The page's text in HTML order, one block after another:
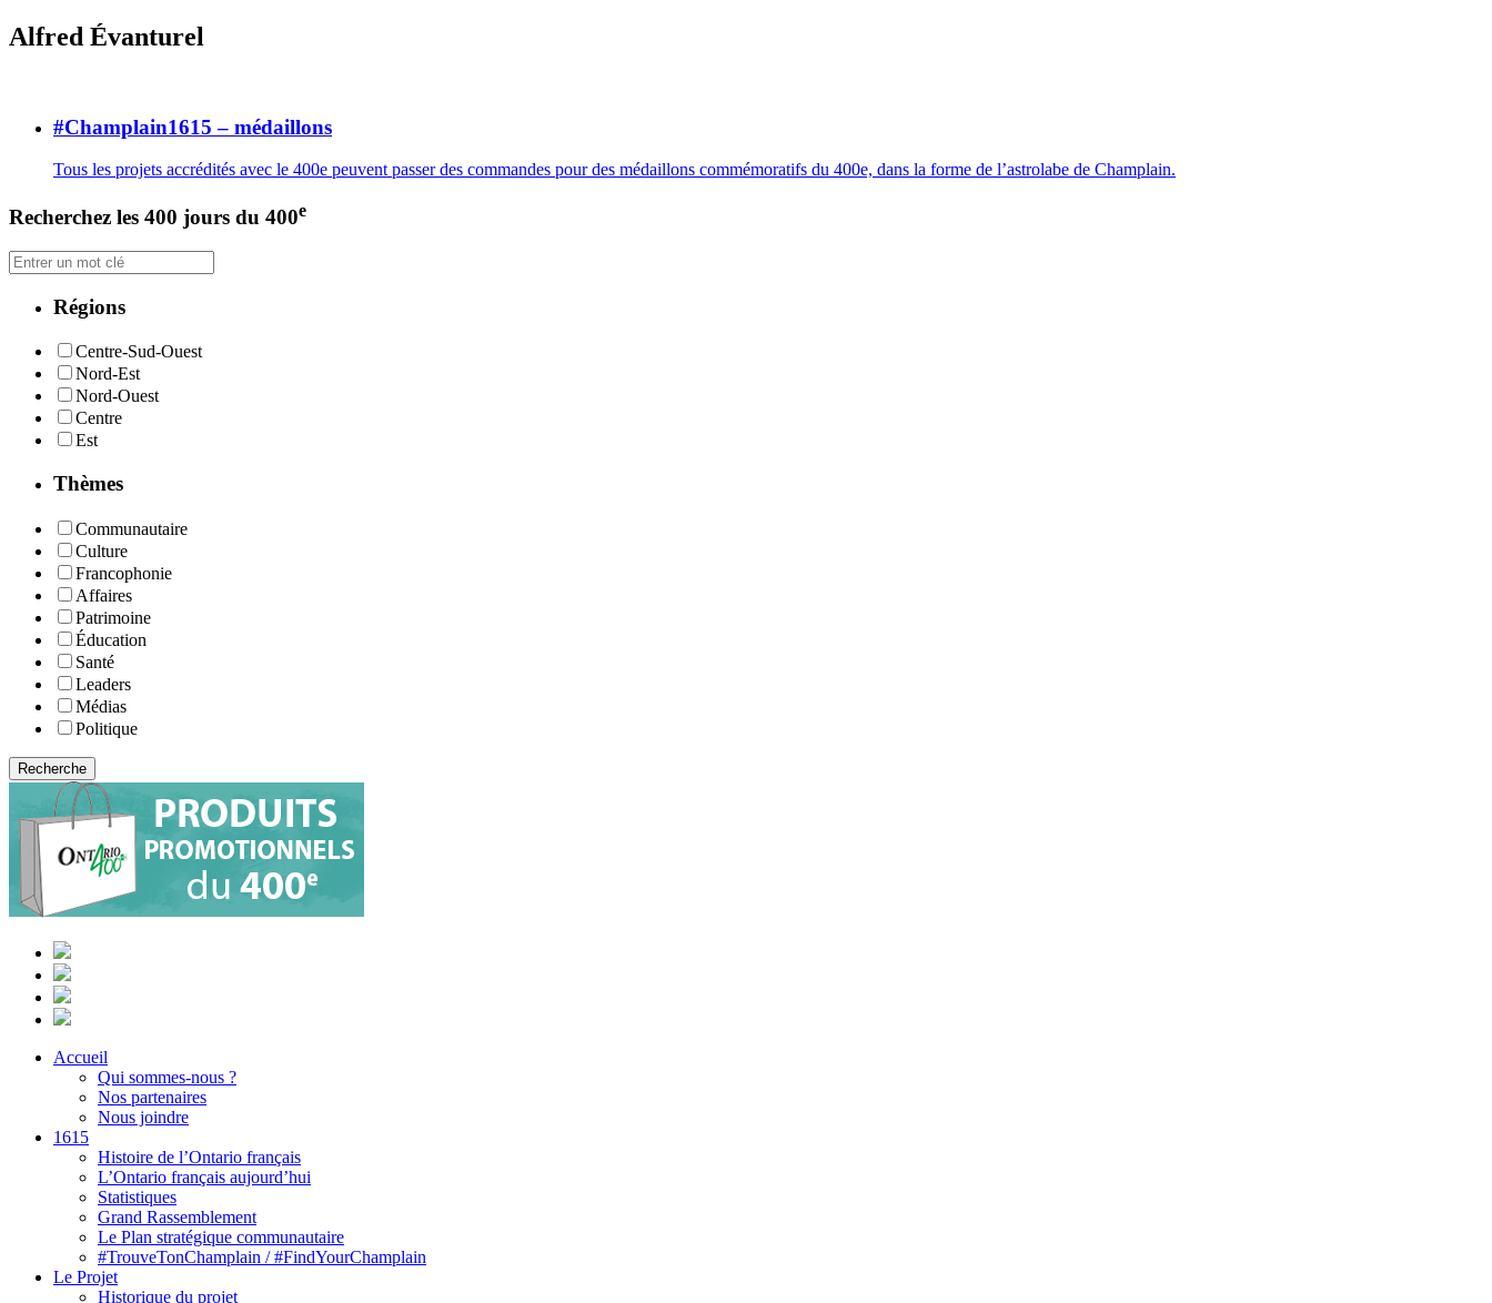
Alfred Évanturel
#Champlain1615 – médaillons
Tous les projets accrédités avec le 400e peuvent passer des commandes pour des médaillons commémoratifs du 400e, dans la forme de l’astrolabe de Champlain.
Recherchez les 400 jours du 400e
Régions
Centre-Sud-Ouest
Nord-Est
Nord-Ouest
Centre
Est
Thèmes
Communautaire
Culture
Francophonie
Affaires
Patrimoine
Éducation
Santé
Leaders
Médias
Politique
Accueil
Qui sommes-nous ?
Nos partenaires
Nous joindre
1615
Histoire de l’Ontario français
L’Ontario français aujourd’hui
Statistiques
Grand Rassemblement
Le Plan stratégique communautaire
#TrouveTonChamplain / #FindYourChamplain
Le Projet
Historique du projet